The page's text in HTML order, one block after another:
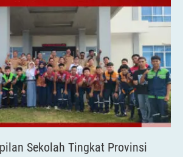
Sekolah Tingkat Provinsi